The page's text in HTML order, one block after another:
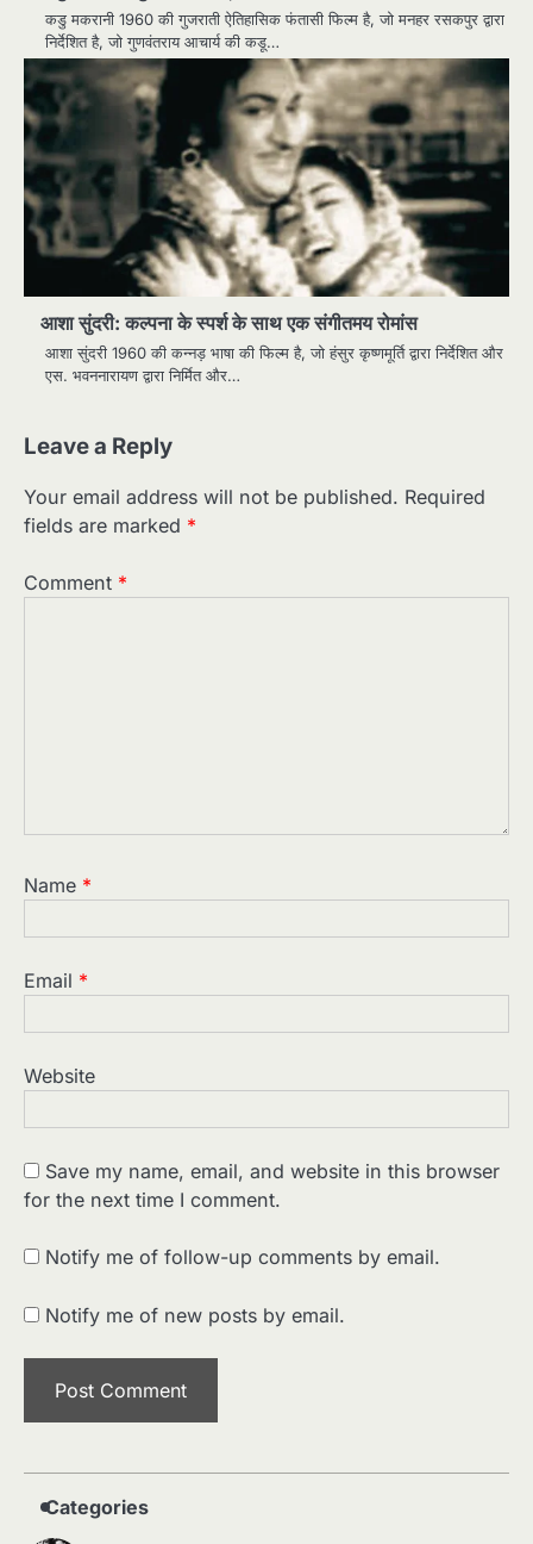
कडु मकरानी 1960 की गुजराती ऐतिहासिक फंतासी फिल्म है, जो मनहर रसकपुर द्वारा
निर्देशित है, जो गुणवंतराय आचार्य की कडू…
आशा सुंदरी: कल्पना के स्पर्श के साथ एक संगीतमय रोमांस
आशा सुंदरी 1960 की कन्नड़ भाषा की फिल्म है, जो हंसुर कृष्णमूर्ति द्वारा निर्देशित और
एस. भवननारायण द्वारा निर्मित और…
Leave a Reply
Your email address will not be published. Required
fields are marked *
Comment *
Name *
Email *
Website
Save my name, email, and website in this browser
for the next time I comment.
Notify me of follow-up comments by email.
Notify me of new posts by email.
Categories
2
Sonaley Jain
3
The Last Command (1928) Review
Sonaley Jain
के पहले सपने को परदे पर उतारा? — Viva